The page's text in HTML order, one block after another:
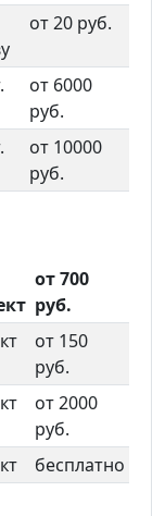
от 20 руб.
от 6000
руб.
от 10000
руб.
от 700
руб.
от 150
руб.
от 2000
руб.
бесплатно